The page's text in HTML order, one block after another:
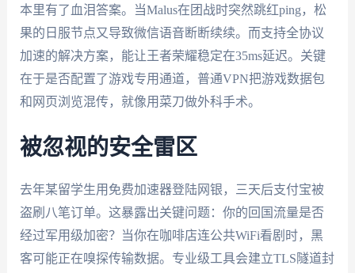
本里有了血泪答案。当Malus在团战时突然跳红ping，松
果的日服节点又导致微信语音断断续续。而支持全协议
加速的解决方案，能让王者荣耀稳定在35ms延迟。关键
在于是否配置了游戏专用通道，普通VPN把游戏数据包
和网页浏览混传，就像用菜刀做外科手术。
被忽视的安全雷区
去年某留学生用免费加速器登陆网银，三天后支付宝被
盗刷八笔订单。这暴露出关键问题：你的回国流量是否
经过军用级加密？当你在咖啡店连公共WiFi看剧时，黑
客可能正在嗅探传输数据。专业级工具会建立TLS隧道封